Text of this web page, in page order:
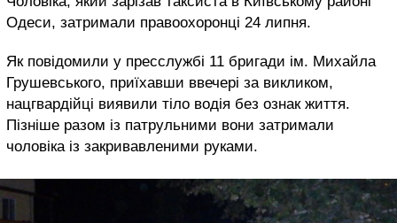
Одеси, затримали правоохоронці 24 липня.
Як повідомили у пресслужбі 11 бригади ім. Михайла
Грушевського, приїхавши ввечері за викликом,
нацгвардійці виявили тіло водія без ознак життя.
Пізніше разом із патрульними вони затримали
чоловіка із закривавленими руками.